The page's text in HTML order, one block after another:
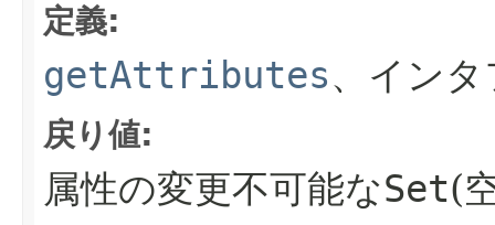
定義:
getAttributes、イン
戻り値:
属性の変更不可能なSet(